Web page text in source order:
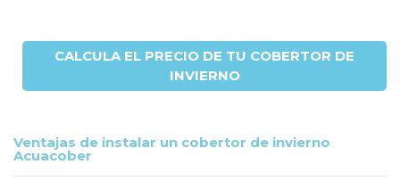
CALCULA EL PRECIO DE TU COBERTOR DE
INVIERNO
Ventajas de instalar un cobertor de invierno
Acuacober